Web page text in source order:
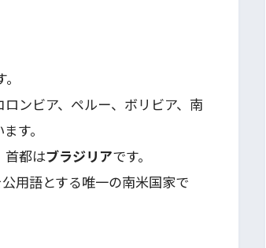
ンビア、ペルー、ボリビア、南
す。
首都はブラジリアです。
用語とする唯一の南米国家で